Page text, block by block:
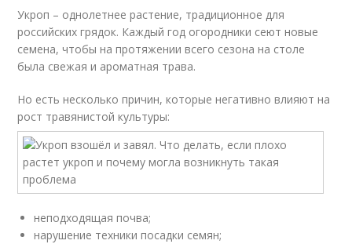
Укроп – однолетнее растение, традиционное для
российских грядок. Каждый год огородники сеют новые
семена, чтобы на протяжении всего сезона на столе
была свежая и ароматная трава.
Но есть несколько причин, которые негативно влияют на
рост травянистой культуры:
неподходящая почва;
нарушение техники посадки семян;